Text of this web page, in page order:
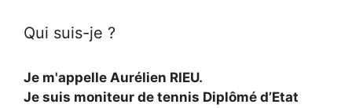
Qui suis-je ?
Je m'appelle Aurélien RIEU.
Je suis moniteur de tennis Diplômé d’Etat